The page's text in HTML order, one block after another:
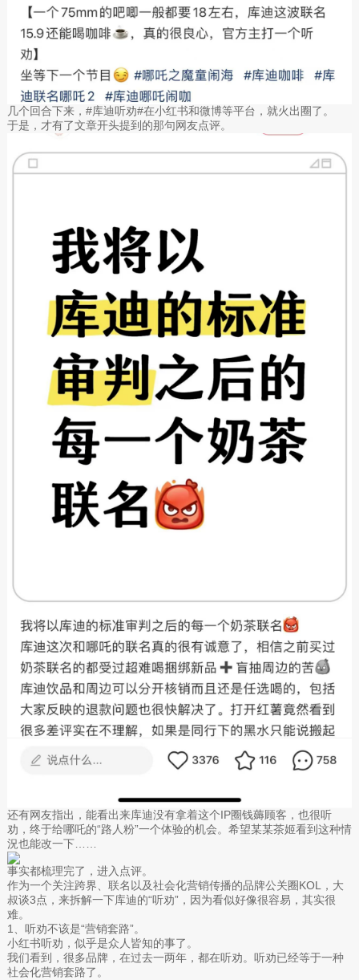
几个回合下来，#库迪听劝#在小红书和微博等平台，就火出圈了。
于是，才有了文章开头提到的那句网友点评。
还有网友指出，能看出来库迪没有拿着这个IP圈钱薅顾客，也很听
劝，终于给哪吒的“路人粉”一个体验的机会。希望某某茶姬看到这种情
況也能改一下……
事实都梳理完了，进入点评。
作为一个关注跨界、联名以及社会化营销传播的品牌公关圈KOL，大
叔谈3点，来拆解一下库迪的“听劝”，因为看似好像很容易，其实很
难。
1、听劝不该是“营销套路”。
小红书听劝，似乎是众人皆知的事了。
我们看到，很多品牌，在过去一两年，都在听劝。听劝已经等于一种
社会化营销套路了。